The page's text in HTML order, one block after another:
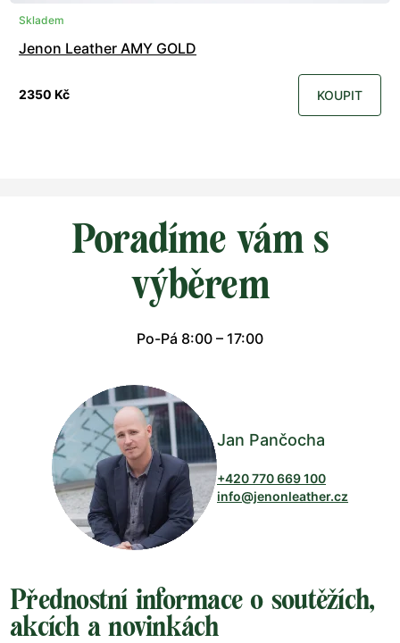
Skladem
Jenon Leather AMY GOLD
2350 Kč KOUPIT
Poradíme vám s
výběrem
Po-Pá 8:00 – 17:00
Jan Pančocha
+420 770 669 100
info@jenonleather.cz
Přednostní informace o soutěžích,
akcích a novinkách